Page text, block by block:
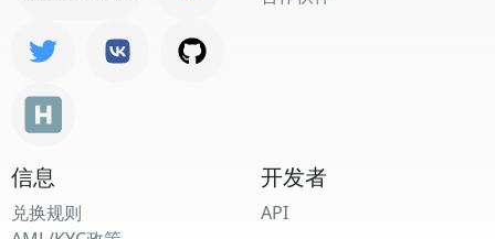
信息
兑换规则
开发者
API